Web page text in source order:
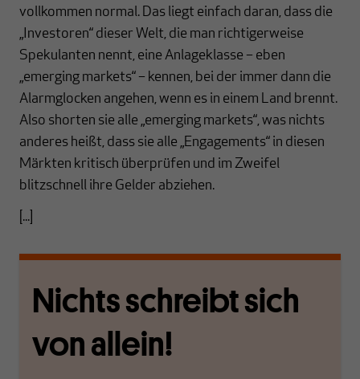
vollkommen normal. Das liegt einfach daran, dass die
„Investoren“ dieser Welt, die man richtigerweise
Spekulanten nennt, eine Anlageklasse – eben
„emerging markets“ – kennen, bei der immer dann die
Alarmglocken angehen, wenn es in einem Land brennt.
Also shorten sie alle „emerging markets“, was nichts
anderes heißt, dass sie alle „Engagements“ in diesen
Märkten kritisch überprüfen und im Zweifel
blitzschnell ihre Gelder abziehen.
[...]
Nichts schreibt sich
von allein!